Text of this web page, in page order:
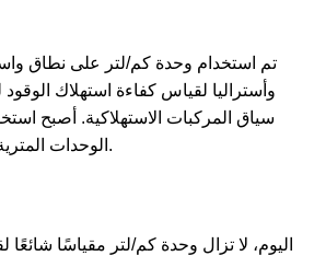
تم استخدام وحدة كم/لتر على نطاق
وأستراليا لقياس كفاءة استهلاك
سياق المركبات الاستهلاكية. أصبح
الوحدات المترية في القرن العشرين.
اليوم، لا تزال وحدة كم/لتر مقياسًا